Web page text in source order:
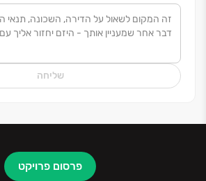
שליחה
פרסום פרויקט